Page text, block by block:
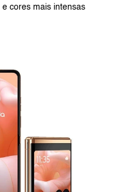
cores mais intensas